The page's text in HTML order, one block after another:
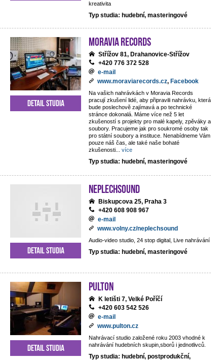
kreativita
Typ studia: hudební, masteringové
Moravia Records
Střížov 81, Drahanovice-Střížov
+420 776 372 528
e-mail
www.moraviarecords.cz, Facebook
Na vašich nahrávkách v Moravia Records
pracují zkušení lidé, aby připravili nahrávku, která
bude poslechově zajímavá a po technické
stránce dokonalá. Máme více než 5 let
zkušeností s projekty pro malé kapely, zpěváky a
soubory. Pracujeme jak pro soukromé osoby tak
pro státní soubory a instituce. Nenabídneme Vám
pouze náš čas, ale také naše bohaté
zkušenosti
více
Typ studia: hudební, masteringové
Detail studia
NEPLECHSOUND
Biskupcova 25, Praha 3
+420 608 908 967
e-mail
www.volny.cz/neplechsound
Audio-video studio, 24 stop digital, Live nahrávání
Typ studia: hudební, masteringové
Detail studia
Pulton
K letišti 7, Velké Poříčí
+420 603 542 526
e-mail
www.pulton.cz
Nahrávací studio založené roku 2003 vhodné k
nahrávání hudebních skupin,sborů i jednotlivců.
Typ studia: hudební, postprodukční,
Detail studia